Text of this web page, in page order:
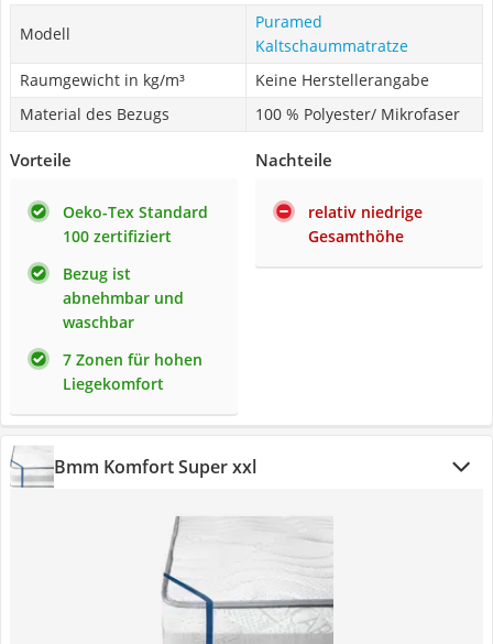
Modell
Puramed
Kaltschaummatratze
Raumgewicht in kg/m³
Keine Herstellerangabe
Material des Bezugs
100 % Polyester/ Mikrofaser
Vorteile
Oeko-Tex Standard
100 zertifiziert
Bezug ist
abnehmbar und
waschbar
7 Zonen für hohen
Liegekomfort
Nachteile
relativ niedrige
Gesamthöhe
Bmm Komfort Super xxl